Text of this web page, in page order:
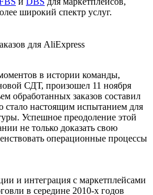
широкий спектр услуг.
для AliExpress
в истории команды,
СДТ, произошел 11 ноября
обработанных заказов составил
стало настоящим испытанием для
Успешное преодоление этой
не только доказать свою
операционные процессы
и интеграция с маркетплейсами
в середине 2010-х годов